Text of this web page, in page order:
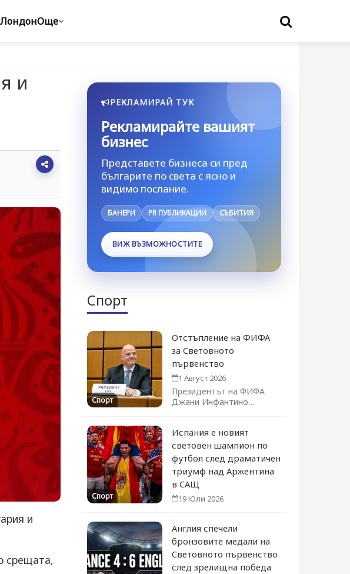
ЛондонОще
и
и
срещата,
РЕКЛАМИРАЙ ТУК
Рекламирайте вашият
бизнес
Представете бизнеса си пред
българите по света с ясно и
видимо послание.
БАНЕРИ PR ПУБЛИКАЦИИ СЪБИТИЯ
ВИЖ ВЪЗМОЖНОСТИТЕ
Спорт
Спорт
Отстъпление на ФИФА
за Световното
първенство
1 Август 2026
Президентът на ФИФА
Джани Инфантино
Спорт
Испания е новият
световен шампион по
футбол след драматичен
триумф над Аржентина
в САЩ
19 Юли 2026
Англия спечели
бронзовите медали на
Световното първенство
след зрелищна победа